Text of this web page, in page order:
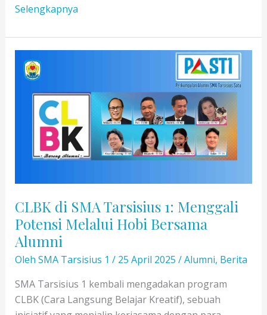
Pekan
SMA
Tarsisius
Kolaborasi
Alumni
Sekolah
untuk
Hidup
Selengkapnya
CLBK di SMA Tarsisius 1: Menggali
Potensi Melalui Hobi Bersama
Alumni
Oleh SMA Tarsisius 1 / 25 April 2025 /Alumni, Berita
SMA Tarsisius 1 kembali mengadakan program
CLBK (Cara Langsung Belajar Kreatif), sebuah